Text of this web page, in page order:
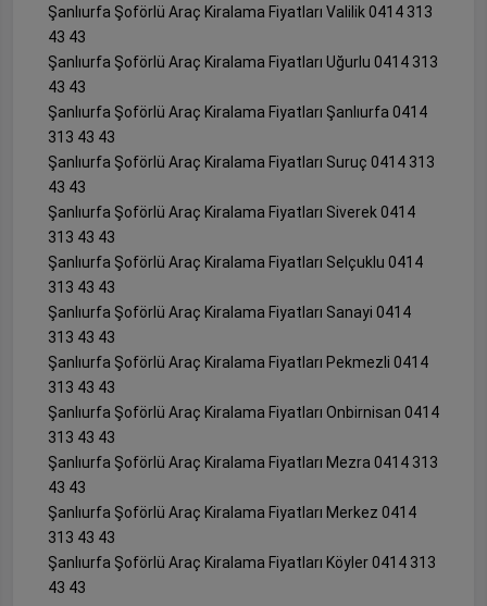
Şanlıurfa Şoförlü Araç Kiralama Fiyatları Valilik 0414 313
43 43
Şanlıurfa Şoförlü Araç Kiralama Fiyatları Uğurlu 0414 313
43 43
Şanlıurfa Şoförlü Araç Kiralama Fiyatları Şanlıurfa 0414
313 43 43
Şanlıurfa Şoförlü Araç Kiralama Fiyatları Suruç 0414 313
43 43
Şanlıurfa Şoförlü Araç Kiralama Fiyatları Siverek 0414
313 43 43
Şanlıurfa Şoförlü Araç Kiralama Fiyatları Selçuklu 0414
313 43 43
Şanlıurfa Şoförlü Araç Kiralama Fiyatları Sanayi 0414
313 43 43
Şanlıurfa Şoförlü Araç Kiralama Fiyatları Pekmezli 0414
313 43 43
Şanlıurfa Şoförlü Araç Kiralama Fiyatları Onbirnisan 0414
313 43 43
Şanlıurfa Şoförlü Araç Kiralama Fiyatları Mezra 0414 313
43 43
Şanlıurfa Şoförlü Araç Kiralama Fiyatları Merkez 0414
313 43 43
Şanlıurfa Şoförlü Araç Kiralama Fiyatları Köyler 0414 313
43 43